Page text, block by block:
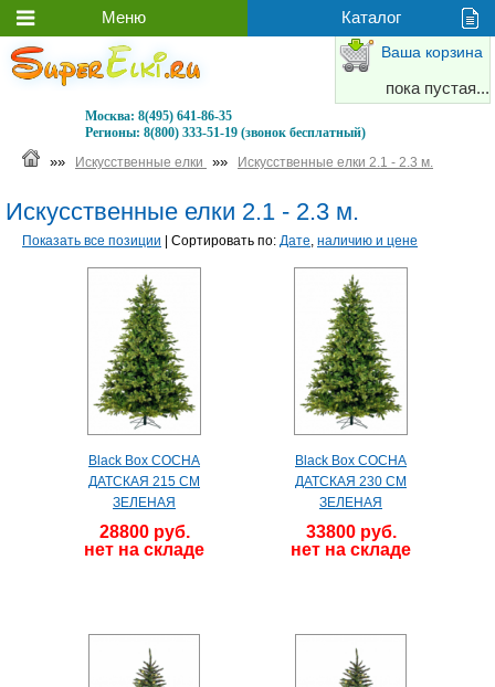
Москва: 8(495) 641-86-35
Регионы: 8(800) 333-51-19 (звонок бесплатный)
Ваша корзина
пока пустая...
»» Искусственные елки »» Искусственные елки 2.1 - 2.3 м.
Искусственные елки 2.1 - 2.3 м.
Показать все позиции | Сортировать по: Дате, наличию и цене
Black Box СОСНА
ДАТСКАЯ 215 СМ
ЗЕЛЕНАЯ
28800 руб.
нет на складе
Black Box СОСНА
ДАТСКАЯ 230 СМ
ЗЕЛЕНАЯ
33800 руб.
нет на складе